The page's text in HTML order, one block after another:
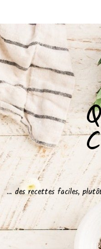
… des recettes faciles,